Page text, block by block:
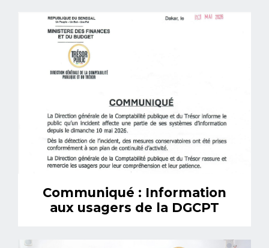
Communiqué : Information
aux usagers de la DGCPT